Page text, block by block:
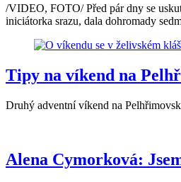
/VIDEO, FOTO/ Před pár dny se
iniciátorka srazu, dala dohromady
Tipy na víkend na
Druhý adventní víkend na
Alena Cymorková: